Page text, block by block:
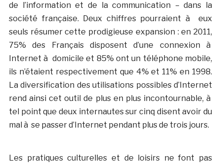
de l’information et de la communication – dans la
société française. Deux chiffres pourraient à eux
seuls résumer cette prodigieuse expansion : en 2011,
75% des Français disposent d’une connexion à
Internet à domicile et 85% ont un téléphone mobile,
ils n’étaient respectivement que 4% et 11% en 1998.
La diversification des utilisations possibles d’Internet
rend ainsi cet outil de plus en plus incontournable, à
tel point que deux internautes sur cinq disent avoir du
mal à se passer d’Internet pendant plus de trois jours.
Les pratiques culturelles et de loisirs ne font pas